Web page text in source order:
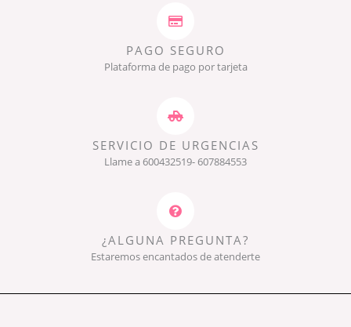
PAGO SEGURO
Plataforma de pago por tarjeta
SERVICIO DE URGENCIAS
Llame a 600432519- 607884553
¿ALGUNA PREGUNTA?
Estaremos encantados de atenderte